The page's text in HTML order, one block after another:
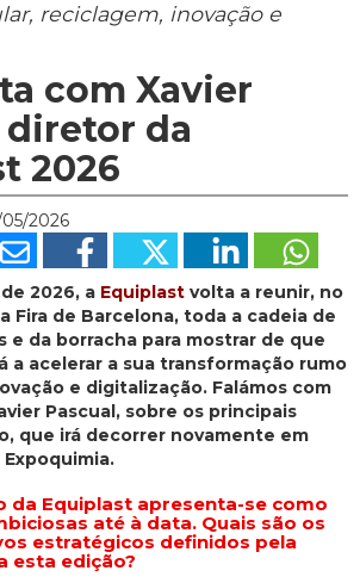
reciclagem, inovação e
com Xavier
diretor da
2026
2026
2026, a Equiplast volta a reunir, no
Fira de Barcelona, toda a cadeia de
e da borracha para mostrar de que
a acelerar a sua transformação rumo
e digitalização. Falámos com
Pascual, sobre os principais
que irá decorrer novamente em
da Equiplast apresenta-se como
até à data. Quais são os
estratégicos definidos pela
esta edição?